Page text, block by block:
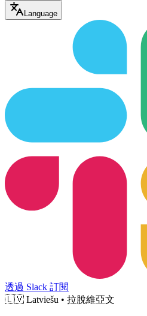
Language
透過 Slack 訂閱
🇱🇻 Latviešu • 拉脫維亞文